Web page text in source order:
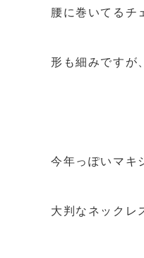
腰に巻いてる
形も細みですが
今年っぽいマキ
大判なネックレ